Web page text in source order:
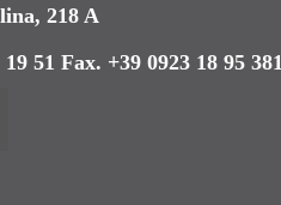
218 A
51 Fax. +39 0923 18 95 381